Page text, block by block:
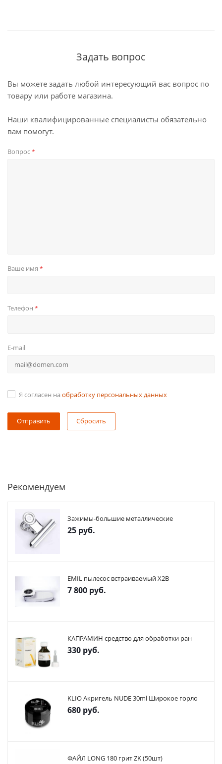
Задать вопрос
Вы можете задать любой интересующий вас вопрос по
товару или работе магазина.
Наши квалифицированные специалисты обязательно
вам помогут.
Вопрос*
Ваше имя *
Телефон *
E-mail
Я согласен на обработку персональных данных
Сбросить
Рекомендуем
Зажимы-большие металлические
25 руб.
EMIL пылесос встраиваемый X2В
7 800 руб.
КАПРАМИН средство для обработки ран
330 руб.
KLIO Акригель NUDE 30ml Широкое горло
680 руб.
ФАЙЛ LONG 180 грит ZK (50шт)